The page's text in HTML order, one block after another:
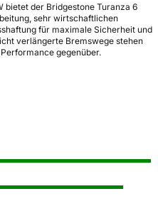
bietet der Bridgestone Turanza 6
sehr wirtschaftlichen
für maximale Sicherheit und
verlängerte Bremswege stehen
gegenüber.